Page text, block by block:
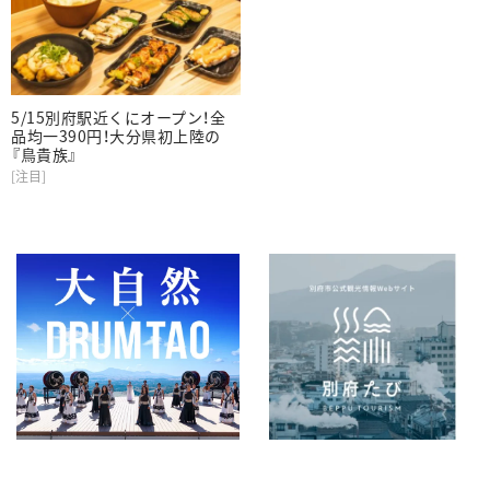
5/15別府駅近くにオープン！全
品均一390円！大分県初上陸の
『鳥貴族』
[注目]